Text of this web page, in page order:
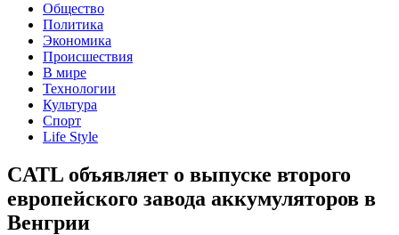
Общество
Политика
Экономика
Происшествия
В мире
Технологии
Культура
Спорт
Life Style
CATL объявляет о выпуске второго
европейского завода аккумуляторов в
Венгрии